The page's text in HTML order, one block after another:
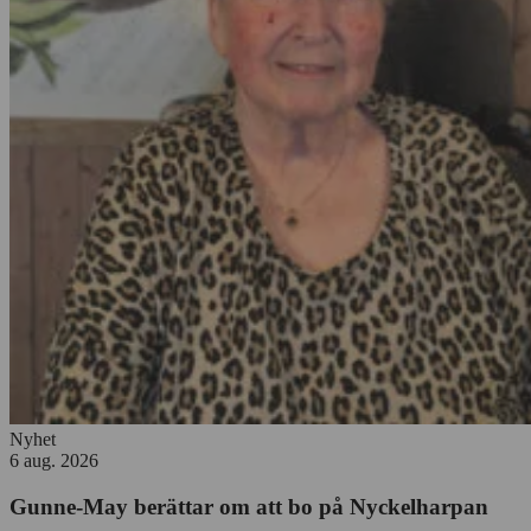
Nyhet
6 aug. 2026
Gunne-May berättar om att bo på Nyckelharpan